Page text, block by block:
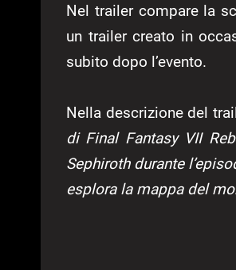
Nel trailer compare la
un trailer creato in
subito dopo l’evento.
Nella descrizione del
di Final Fantasy VII
Sephiroth durante
esplora la mappa del